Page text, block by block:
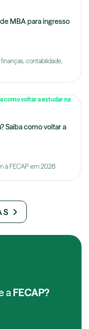
MBA para ingresso
contabilidade,
Saiba como voltar a
à FECAP em 2026
a FECAP?